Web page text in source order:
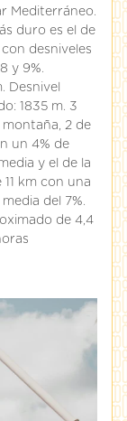
Mediterráneo.
duro es el de
con desniveles
y 9%.
Desnivel
1835 m. 3
montaña, 2 de
un 4% de
y el de la
11 km con una
del 7%.
de 4,4